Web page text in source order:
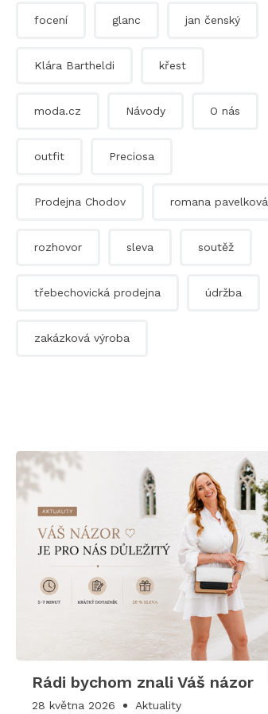
focení glanc jan čenský
Klára Bartheldi křest
moda.cz Návody O nás
outfit Preciosa
Prodejna Chodov romana pavelková
rozhovor sleva soutěž
třebechovická prodejna údržba
zakázková výroba
Rádi bychom znali Váš názor
28 května 2026 Aktuality